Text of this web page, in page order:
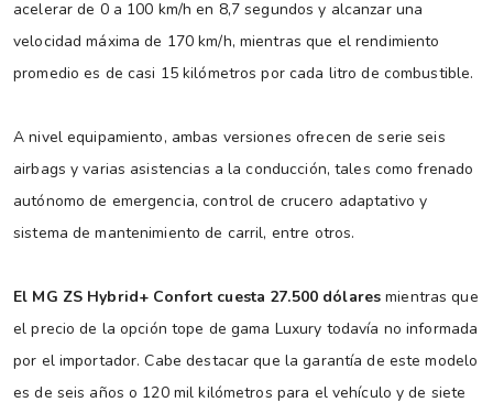
acelerar de 0 a 100 km/h en 8,7 segundos y alcanzar una
velocidad máxima de 170 km/h, mientras que el rendimiento
promedio es de casi 15 kilómetros por cada litro de combustible.
A nivel equipamiento, ambas versiones ofrecen de serie seis
airbags y varias asistencias a la conducción, tales como frenado
autónomo de emergencia, control de crucero adaptativo y
sistema de mantenimiento de carril, entre otros.
El MG ZS Hybrid+ Confort cuesta 27.500 dólares mientras que
el precio de la opción tope de gama Luxury todavía no informada
por el importador. Cabe destacar que la garantía de este modelo
es de seis años o 120 mil kilómetros para el vehículo y de siete